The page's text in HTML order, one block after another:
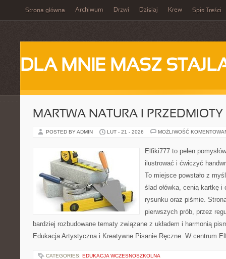
Strona główna Archiwum Drzwi Dzisiaj Krew Spis Treści
DLA MNIE MASZ
MARTWA NATURA I PRZEDMIOTY
POSTED BY ADMIN LUT - 21 - 2026 MOŻLIWOŚĆ
Elfiki777 to pełen
ilustrować i ćwiczyć
To miejsce powstało z
ślad ołówka, cenią kartkę i
rysunku oraz piśmie.
pierwszych prób, przez
bardziej rozbudowane tematy związane z układem i harmonią
Edukacja Artystyczna i Kreatywne Pisanie Ręczne. W centrum
CATEGORIES: EDUKACJA WCZESNOSZKOLNA